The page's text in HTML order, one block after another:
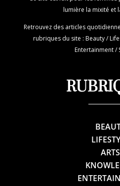
lumière la mixité et
Retrouvez des articles
rubriques du site : Beauty /
Entertainment /
ARTS